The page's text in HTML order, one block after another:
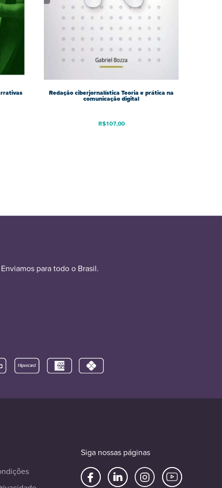
Redação ciberjornalística Teoria e prática na
comunicação digital
R$107,00
Enviamos para todo o Brasil.
Siga nossas páginas